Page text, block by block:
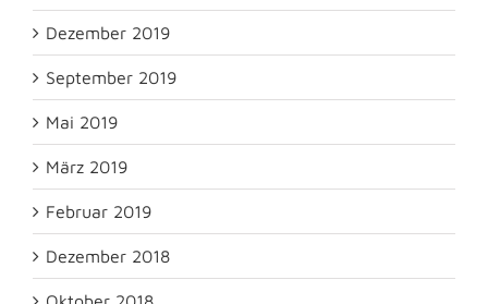
Dezember 2019
September 2019
Mai 2019
März 2019
Februar 2019
Dezember 2018